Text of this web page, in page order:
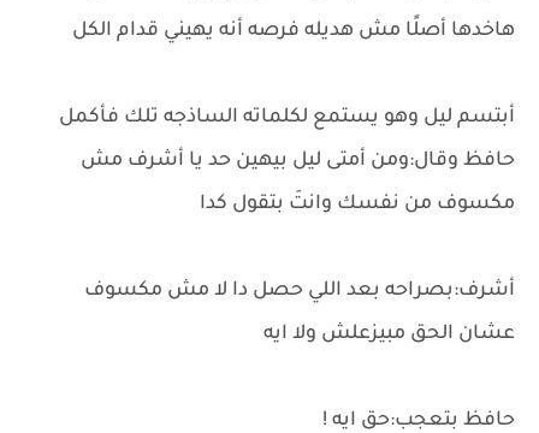
هاخدها أصلًا مش هديله فرصه أنه يهيني قدام الكل
أبتسم ليل وهو يستمع لكلماته الساذجه تلك فأكمل
حافظ وقال:ومن أمتى ليل بيهين حد يا أشرف مش
مكسوف من نفسك وانتَ بتقول كدا
أشرف:بصراحه بعد اللي حصل دا لا مش مكسوف
عشان الحق مبيزعلش ولا ايه
حافظ بتعجب:حق ايه !